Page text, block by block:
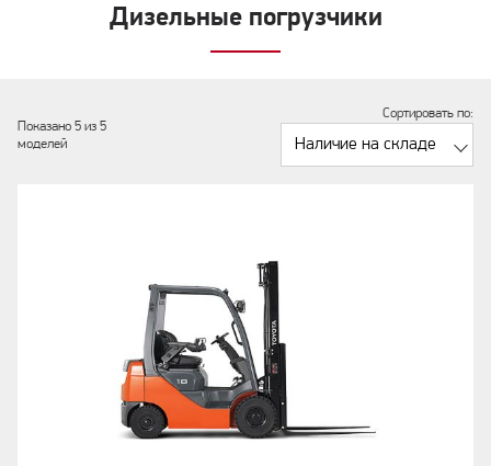
Дизельные погрузчики
Показано 5 из 5
моделей
Сортировать по:
Наличие на складе